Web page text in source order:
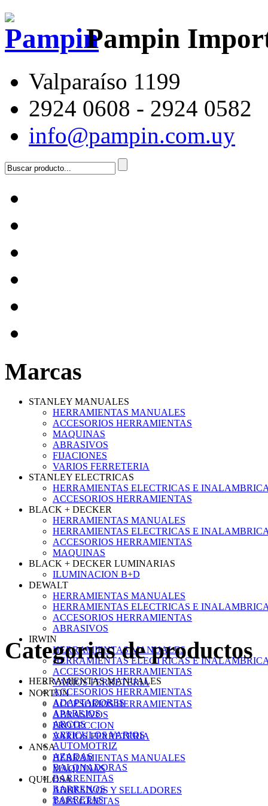
Pampin
Valparaíso 1199
2924 0608 - 2924 0582
info@pampin.com.uy
Marcas
STANLEY MANUALES
HERRAMIENTAS MANUALES
ACCESORIOS HERRAMIENTAS
MAQUINAS
ABRASIVOS
FIJACIONES
VARIOS FERRETERIA
STANLEY ELECTRICAS
HERRAMIENTAS ELECTRICAS E
ACCESORIOS HERRAMIENTAS
BLACK + DECKER
HERRAMIENTAS MANUALES
HERRAMIENTAS ELECTRICAS E
ACCESORIOS HERRAMIENTAS
MAQUINAS
BLACK + DECKER LUMINARIAS
ILUMINACION B+D
DEWALT
HERRAMIENTAS MANUALES
HERRAMIENTAS ELECTRICAS E
ACCESORIOS HERRAMIENTAS
ABRASIVOS
IRWIN
HERRAMIENTAS MANUALES
HERRAMIENTAS ELECTRICAS E
ACCESORIOS HERRAMIENTAS
VARIOS FERRETERIA
NORTON
ACCESORIOS HERRAMIENTAS
ABRASIVOS
PROTECCION
VARIOS FERRETERIA
ANSA
HERRAMIENTAS MANUALES
MAQUINAS
QUILOSA
ADHESIVOS Y SELLADORES
TAPA GRIETAS
Categorias de productos
HERRAMIENTAS MANUALES
ACCESORIOS HERRAMIENTAS
ADAPTADORES
APAREJOS
ARCOS
ARTICULOS VARIOS
AUTOMOTRIZ
AZADAS
BALONADORAS
BARRENITAS
BARRENOS
BARRETAS